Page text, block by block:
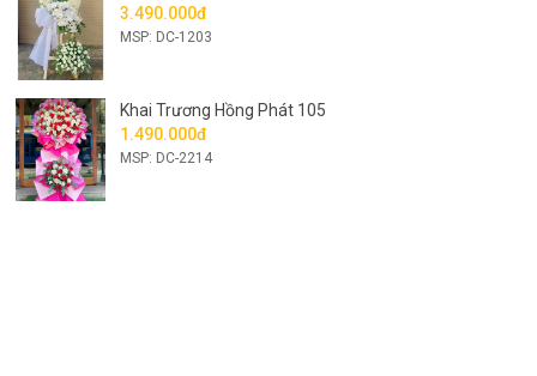
3.490.000đ
MSP: DC-1203
Khai Trương Hồng Phát 105
1.490.000đ
MSP: DC-2214